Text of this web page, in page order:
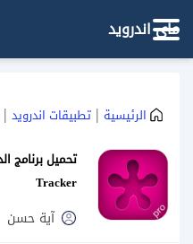
ماي اندرويد
الرئيسية | تطبيقات اندرويد |
Tracker
آية حسن